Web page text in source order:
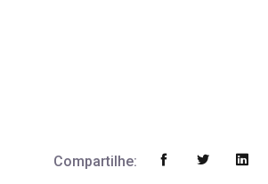
Compartilhe: